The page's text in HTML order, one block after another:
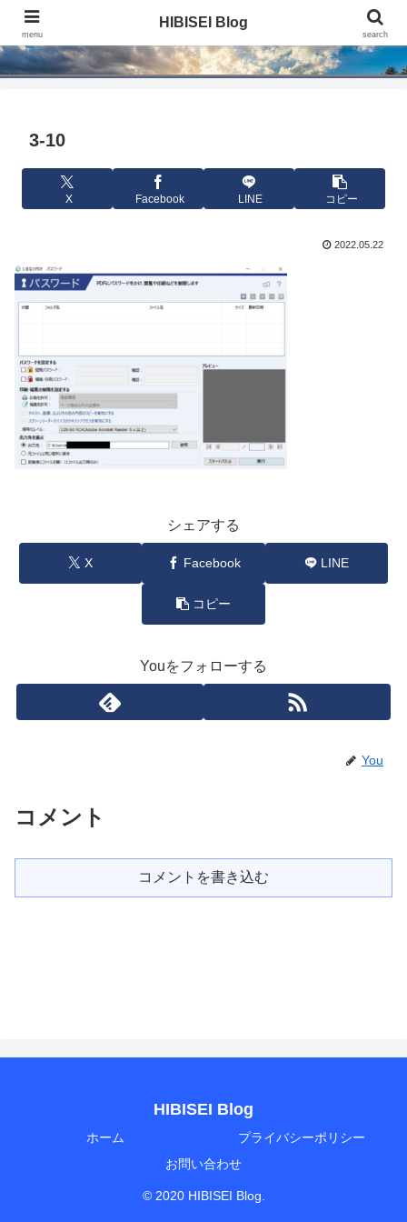
HIBISEI Blog
3-10
X Facebook LINE コピー
2022.05.22
シェアする
X Facebook LINE
コピー
Youをフォローする
You
コメント
コメントを書き込む
HIBISEI Blog
ホーム
プライバシーポリシー
お問い合わせ
© 2020 HIBISEI Blog.
menu
HIBISEI Blog
search